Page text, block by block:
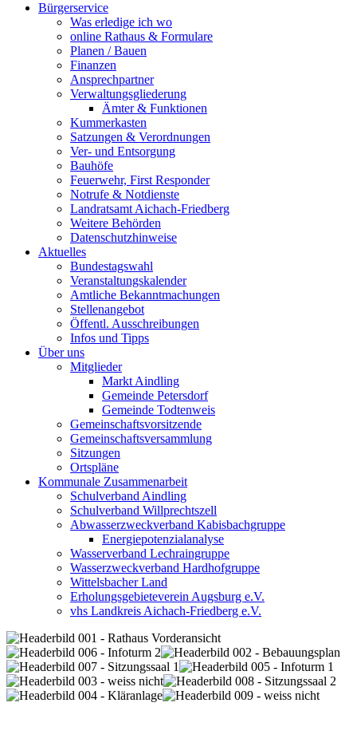
Bürgerservice
Was erledige ich wo
online Rathaus & Formulare
Planen / Bauen
Finanzen
Ansprechpartner
Verwaltungsgliederung
Ämter & Funktionen
Kummerkasten
Satzungen & Verordnungen
Ver- und Entsorgung
Bauhöfe
Feuerwehr, First Responder
Notrufe & Notdienste
Landratsamt Aichach-Friedberg
Weitere Behörden
Datenschutzhinweise
Aktuelles
Bundestagswahl
Veranstaltungskalender
Amtliche Bekanntmachungen
Stellenangebot
Öffentl. Ausschreibungen
Infos und Tipps
Über uns
Mitglieder
Markt Aindling
Gemeinde Petersdorf
Gemeinde Todtenweis
Gemeinschaftsvorsitzende
Gemeinschaftsversammlung
Sitzungen
Ortspläne
Kommunale Zusammenarbeit
Schulverband Aindling
Schulverband Willprechtszell
Abwasserzweckverband Kabisbachgruppe
Energiepotenzialanalyse
Wasserverband Lechraingruppe
Wasserzweckverband Hardhofgruppe
Wittelsbacher Land
Erholungsgebieteverein Augsburg e.V.
vhs Landkreis Aichach-Friedberg e.V.